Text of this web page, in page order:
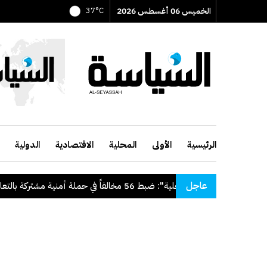
الخميس 06 أغسطس 2026 37°C
الرئيسية الأولى المحلية الاقتصادية الدولية
عاجل
"الداخلية": ضبط 56 مخالفاً في حملة أمنية مشتركة بالتعاون مع "القوى العاملة"